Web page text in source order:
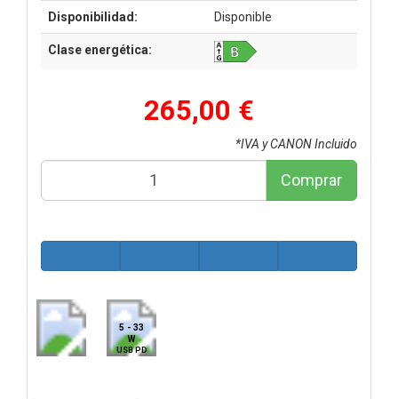
Disponibilidad: Disponible
Clase energética:
265,00 €
*IVA y CANON Incluido
Comprar
5 - 33
W
USB PD